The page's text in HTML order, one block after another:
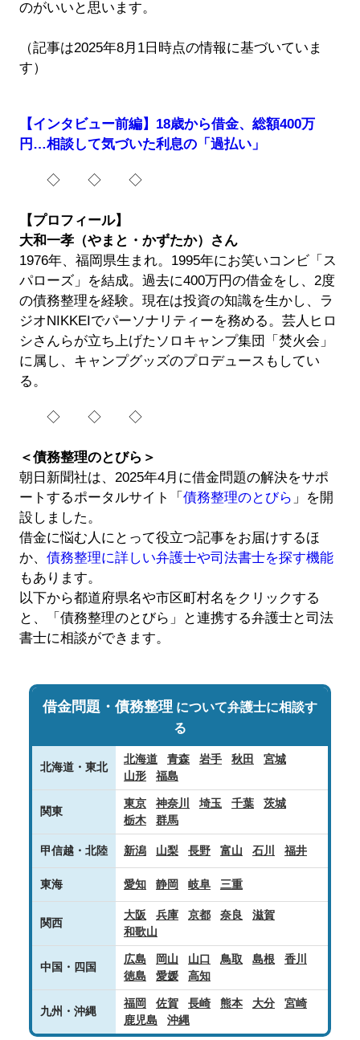
のがいいと思います。
（記事は2025年8月1日時点の情報に基づいていま
す）
【インタビュー前編】18歳から借金、総額400万
円…相談して気づいた利息の「過払い」
◇ ◇ ◇
【プロフィール】
大和一孝（やまと・かずたか）さん
1976年、福岡県生まれ。1995年にお笑いコンビ「ス
パローズ」を結成。過去に400万円の借金をし、2度
の債務整理を経験。現在は投資の知識を生かし、ラ
ジオNIKKEIでパーソナリティーを務める。芸人ヒロ
シさんらが立ち上げたソロキャンプ集団「焚火会」
に属し、キャンプグッズのプロデュースもしてい
る。
◇ ◇ ◇
＜債務整理のとびら＞
朝日新聞社は、2025年4月に借金問題の解決をサポ
ートするポータルサイト「 債務整理のとびら 」を開
設しました。
借金に悩む人にとって役立つ記事をお届けするほ
か、 債務整理に詳しい弁護士や司法書士を探す機能
もあります。
以下から都道府県名や市区町村名をクリックする
と、「債務整理のとびら」と連携する弁護士と司法
書士に相談ができます。
借金問題・債務整理 について弁護士に相談す
る
北海道・東北
北海道 青森 岩手 秋田
宮城
山形
福島
関東
東京 神奈川 埼玉 千葉
茨城
栃木
群馬
甲信越・北陸 新潟 山梨 長野 富山 石川 福井
東海 愛知 静岡 岐阜 三重
関西
大阪 兵庫 京都 奈良
滋賀
和歌山
中国・四国
広島 岡山 山口 鳥取 島根
香川
徳島
愛媛 高知
九州・沖縄
福岡 佐賀 長崎 熊本 大分
宮崎
鹿児島
沖縄